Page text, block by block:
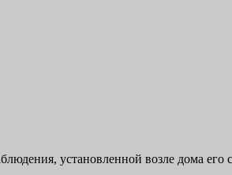
установленной возле дома его